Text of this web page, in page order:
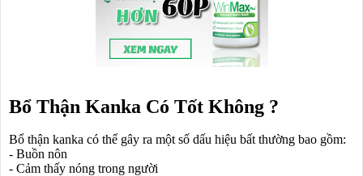
Bổ Thận Kanka Có Tốt Không ?
Bổ thận kanka có thể gây ra một số dấu hiệu bất thường bao gồm:
- Buồn nôn
- Cảm thấy nóng trong người